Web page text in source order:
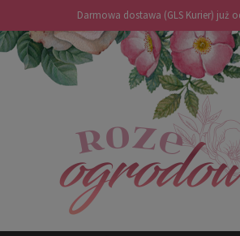
Darmowa dostawa (GLS Kurier) już